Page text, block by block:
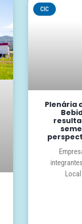
CIC
Plenária